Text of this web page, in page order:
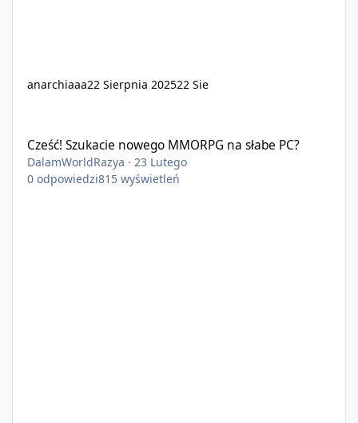
anarchiaaa22 Sierpnia 202522 Sie
Cześć! Szukacie nowego MMORPG na słabe PC?
DalamWorldRazya ·23 Lutego
0 odpowiedzi815 wyświetleń